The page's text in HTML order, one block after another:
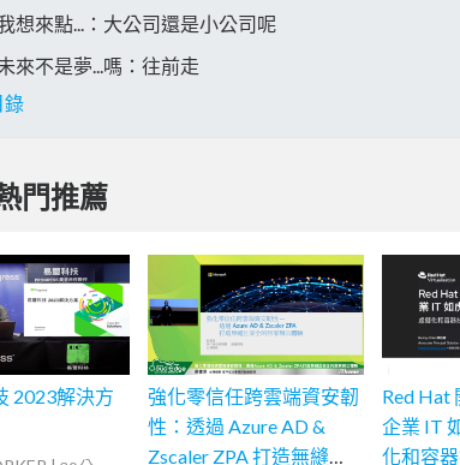
想來點...：大公司還是小公司呢
來不是夢...嗎：往前走
錄
門推薦
2023解決方
強化零信任跨雲端資安韌
性：透過 Azure AD &
Zscaler ZPA 打造無縫且
Red Hat
企業 IT
化和容器